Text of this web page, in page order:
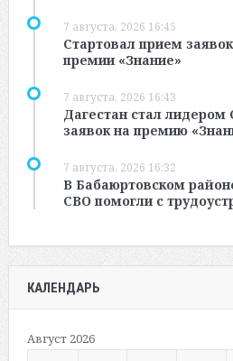
7 августа, 2026 16:45
Стартовал прием
премии «Знание»
7 августа, 2026 16:43
Дагестан стал
заявок на премию
7 августа, 2026 16:32
В Бабаюртовском
СВО помогли с
КАЛЕНДАРЬ
Август 2026